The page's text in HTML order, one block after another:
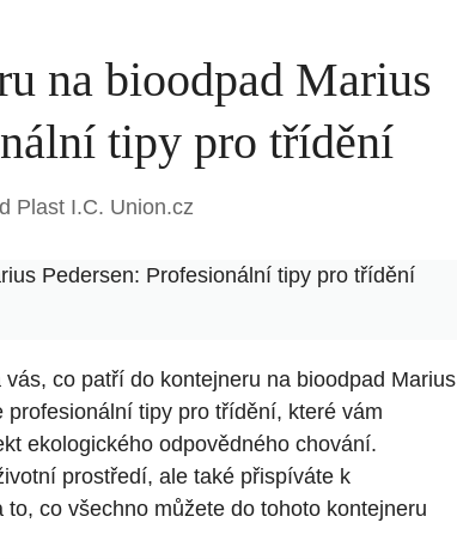
na bioodpad Marius
tipy pro třídění
Plast I.C. Union.cz
Pedersen: Profesionální tipy pro třídění
co patří do kontejneru na bioodpad Marius
tipy pro třídění, které vám
ekologického odpovědného chování.
prostředí, ale také přispíváte k
co všechno můžete do tohoto kontejneru